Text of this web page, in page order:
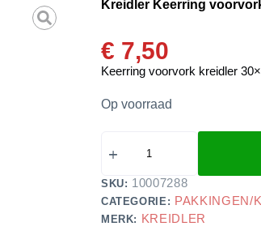
Kreidler Keerring
€ 7,50
Keerring voorvork kreidler
Op voorraad
SKU: 10007288
CATEGORIE: PAKKINGEN/
MERK: KREIDLER